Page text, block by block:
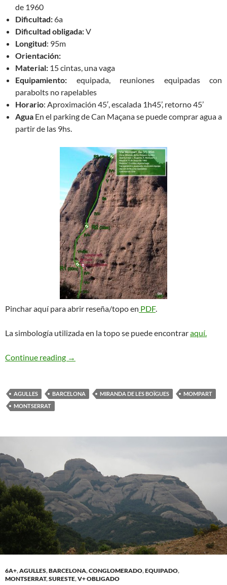
de 1960
Dificultad:6a
Dificultad obligada:V
Longitud: 95m
Orientación:
Material: 15 cintas, una vaga
Equipamiento: equipada, reuniones equipadas con
parabolts no rapelables
Horario: Aproximación 45′, escalada 1h45’, retorno 45’
Agua En el parking de Can Maçana se puede comprar agua a
partir de las 9hs.
Pinchar aquí para abrir reseña/topo en PDF.
La simbología utilizada en la topo se puede encontraraquí.
Continue reading Mompart. Miranda de les Boïgues
→
AGULLES BARCELONA MIRANDA DE LES BOÏGUES
MOMPART
MONTSERRAT
6A+,AGULLES,BARCELONA,CONGLOMERADO,EQUIPADO,
MONTSERRAT,SURESTE,V+ OBLIGADO